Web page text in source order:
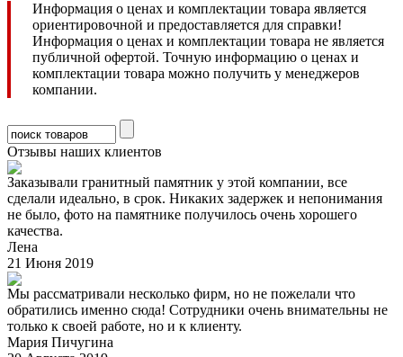
Информация о ценах и комплектации товара является
ориентировочной и предоставляется для справки!
Информация о ценах и комплектации товара не является
публичной офертой. Точную информацию о ценах и
комплектации товара можно получить у менеджеров
компании.
Отзывы наших клиентов
Заказывали гранитный памятник у этой компании, все
сделали идеально, в срок. Никаких задержек и непонимания
не было, фото на памятнике получилось очень хорошего
качества.
Лена
21 Июня 2019
Мы рассматривали несколько фирм, но не пожелали что
обратились именно сюда! Сотрудники очень внимательны не
только к своей работе, но и к клиенту.
Мария Пичугина